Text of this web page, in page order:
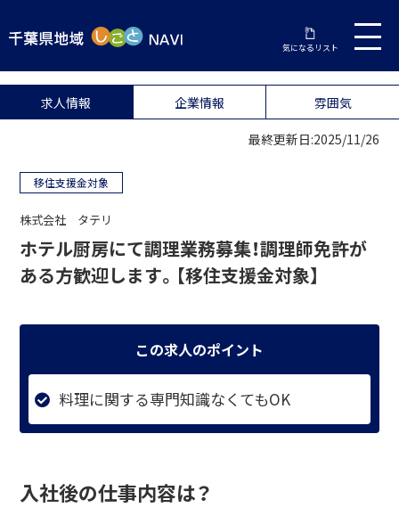
気になるリスト
求人情報 企業情報 雰囲気
最終更新日:2025/11/26
移住支援金対象
株式会社 タテリ
ホテル厨房にて調理業務募集！調理師免許が
ある方歓迎します。【移住支援金対象】
この求人のポイント
料理に関する専門知識なくてもOK
入社後の仕事内容は？